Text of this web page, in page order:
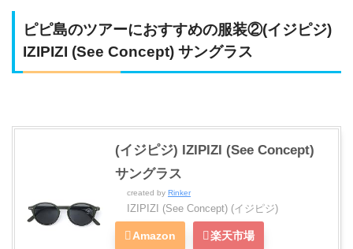
ピピ島のツアーにおすすめの服装②(イジピジ)
IZIPIZI (See Concept) サングラス
(イジピジ) IZIPIZI (See Concept)
サングラス
created by Rinker
IZIPIZI (See Concept) (イジピジ)
Amazon 楽天市場